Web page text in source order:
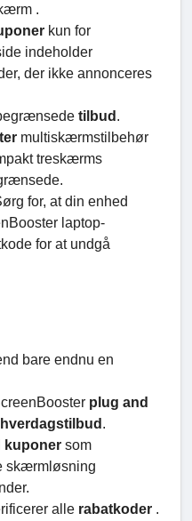
.
kun for
indeholder
der ikke annonceres
tilbud .
multiskærmstilbehør
treskærms
for, at din enhed
laptop-
for at undgå
bare endnu en
plug and
hverdagstilbud .
kuponer som
skærmløsning
alle rabatkoder .